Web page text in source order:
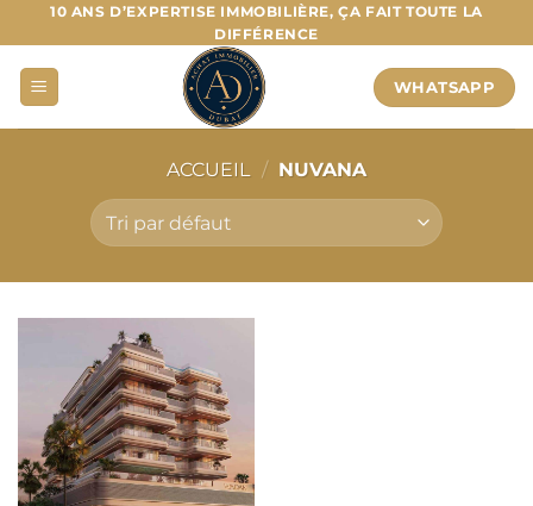
Passer
au
contenu
10 ANS D’EXPERTISE IMMOBILIÈRE, ÇA FAIT TOUTE LA
DIFFÉRENCE
WHATSAPP
ACCUEIL / NUVANA